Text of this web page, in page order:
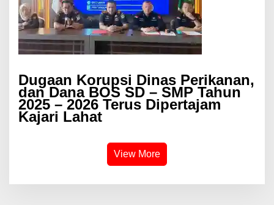
Dugaan Korupsi Dinas Perikanan,
dan Dana BOS SD – SMP Tahun
2025 – 2026 Terus Dipertajam
Kajari Lahat
View More